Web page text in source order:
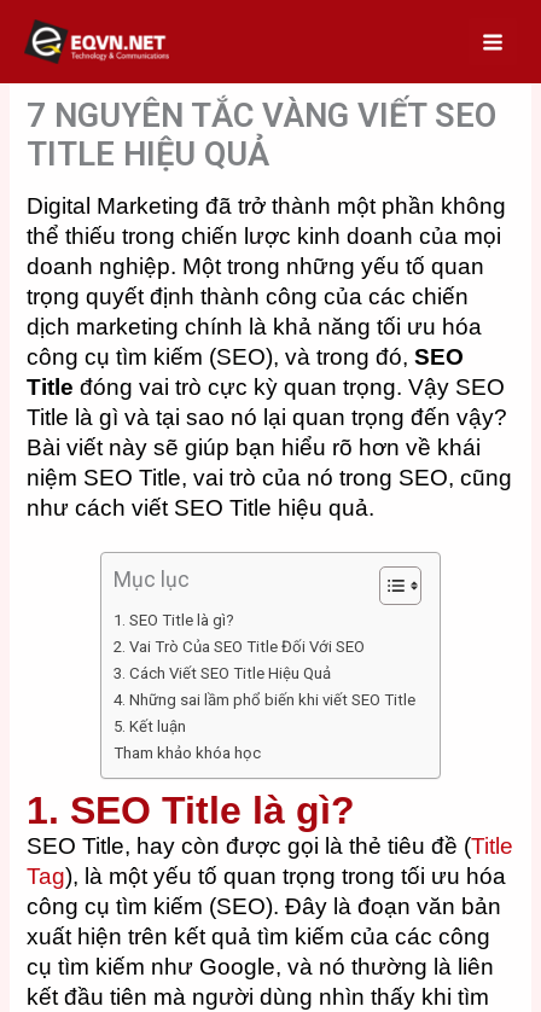
content
7 NGUYÊN TẮC VÀNG VIẾT SEO
TITLE HIỆU QUẢ
Digital Marketing đã trở thành một phần không
thể thiếu trong chiến lược kinh doanh của mọi
doanh nghiệp. Một trong những yếu tố quan
trọng quyết định thành công của các chiến
dịch marketing chính là khả năng tối ưu hóa
công cụ tìm kiếm (SEO), và trong đó,SEO
Title đóng vai trò cực kỳ quan trọng. Vậy SEO
Title là gì và tại sao nó lại quan trọng đến vậy?
Bài viết này sẽ giúp bạn hiểu rõ hơn về khái
niệm SEO Title, vai trò của nó trong SEO, cũng
như cách viết SEO Title hiệu quả.
Mục lục
1. SEO Title là gì?
2. Vai Trò Của SEO Title Đối Với SEO
3. Cách Viết SEO Title Hiệu Quả
4. Những sai lầm phổ biến khi viết SEO Title
5. Kết luận
Tham khảo khóa học
1. SEO Title là gì?
SEO Title, hay còn được gọi là thẻ tiêu đề (Title
Tag), là một yếu tố quan trọng trong tối ưu hóa
công cụ tìm kiếm (SEO). Đây là đoạn văn bản
xuất hiện trên kết quả tìm kiếm của các công
cụ tìm kiếm như Google, và nó thường là liên
kết đầu tiên mà người dùng nhìn thấy khi tìm